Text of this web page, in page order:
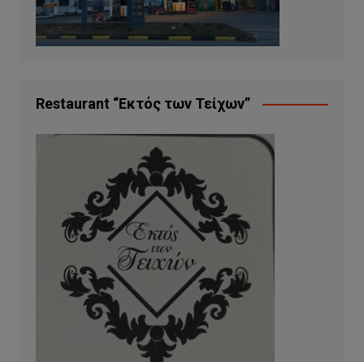
Restaurant “Εκτός των Τείχων”